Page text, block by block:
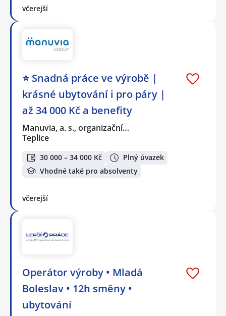
včerejší
⭐ Snadná práce ve výrobě |
krásné ubytování i pro páry |
až 34 000 Kč a benefity
Manuvia, a. s., organizační…
Teplice
30 000 – 34 000 Kč
Plný úvazek
Vhodné také pro absolventy
včerejší
Operátor výroby • Mladá
Boleslav • 12h směny •
ubytování